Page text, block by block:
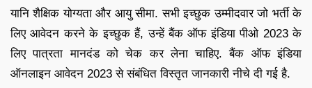
यानि शैक्षिक योग्यता और आयु सीमा. सभी इच्छुक उम्मीदवार जो भर्ती के
लिए आवेदन करने के इच्छुक हैं, उन्हें बैंक ऑफ इंडिया पीओ 2023 के
लिए पात्रता मानदंड को चेक कर लेना चाहिए. बैंक ऑफ इंडिया
ऑनलाइन आवेदन 2023 से संबंधित विस्तृत जानकारी नीचे दी गई है.